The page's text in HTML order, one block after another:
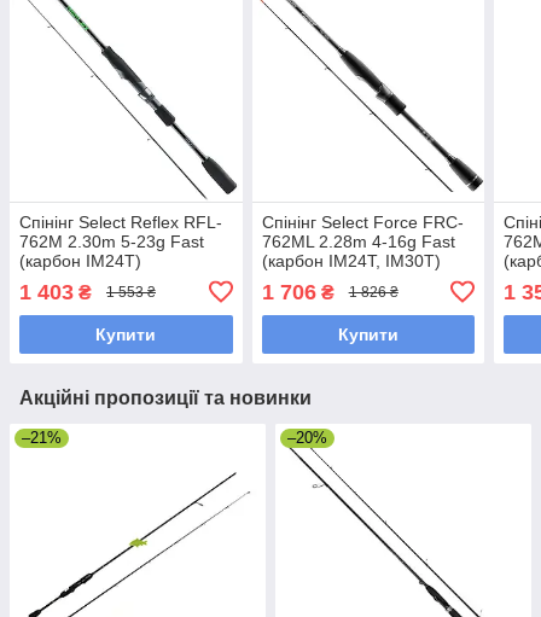
Спінінг Select Reflex RFL-
762M 2.30m 5-23g Fast
(карбон IM24T)
1 403 ₴ 1 553 ₴
Купити
Спінінг Select Force FRC-
762ML 2.28m 4-16g Fast
(карбон IM24T, IM30Т)
1 706₴ 1 826 ₴
Купити
1
Акційні пропозиції та новинки
–21% –20%